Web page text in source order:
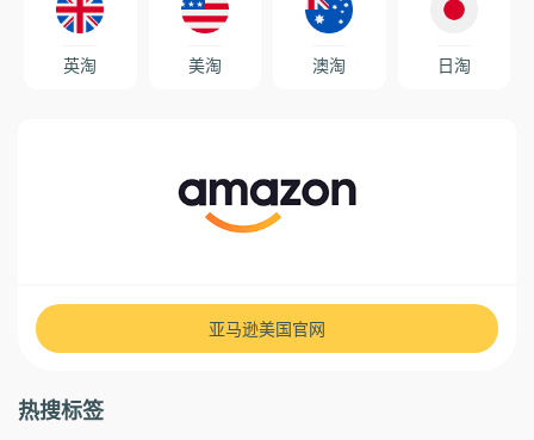
英淘 美淘 澳淘 日淘
亚马逊美国官网
热搜标签